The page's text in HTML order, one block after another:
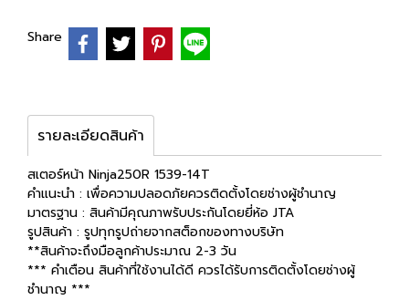
Share
รายละเอียดสินค้า
สเตอร์หน้า Ninja250R 1539-14T
คำแนะนำ : เพื่อความปลอดภัยควรติดตั้งโดยช่างผู้ชำนาญ
มาตรฐาน : สินค้ามีคุณภาพรับประกันโดยยี่ห้อ JTA
รูปสินค้า : รูปทุกรูปถ่ายจากสต็อกของทางบริษัท
**สินค้าจะถึงมือลูกค้าประมาณ 2-3 วัน
*** คำเตือน สินค้าที่ใช้งานได้ดี ควรได้รับการติดตั้งโดยช่างผู้
ชำนาญ ***